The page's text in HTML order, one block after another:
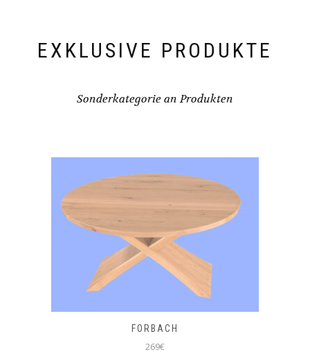
EXKLUSIVE PRODUKTE
Sonderkategorie an Produkten
FORBACH
269€